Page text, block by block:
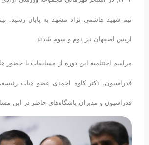
تیم شهید هاشمی نژاد مشهد به پایان رسید.
اریس اصفهان نیز دوم و سوم شدند.
مراسم اختتامیه این دوره از مسابقات با حضور
فدراسیون، دکتر کاوه احمدی عضو هیات
فدراسیون و مدیران باشگاه‌های حاضر در این